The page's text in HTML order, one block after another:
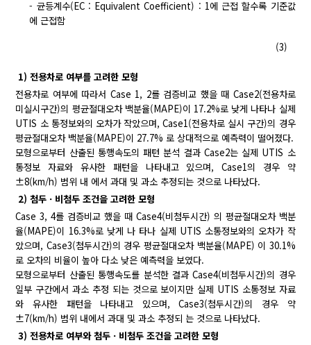
- 균등계수(EC : Equivalent Coefficient) : 1에 근접 할수록 기준값
에 근접함
(3)
1) 전용차로 여부를 고려한 모형
전용차로 여부에 따라서 Case 1, 2를 검증비교 했을 때 Case2(전용차로
미실시구간)의 평균절대오차 백분율(MAPE)이 17.2%로 낮게 나타나 실제
UTIS 소 통정보와의 오차가 작았으며, Case1(전용차로 실시 구간)의 경우
평균절대오차 백분율(MAPE)이 27.7% 로 상대적으로 예측력이 떨어졌다.
모형으로부터 산출된 통행속도의 패턴 분석 결과 Case2는 실제 UTIS 소
통정보 자료와 유사한 패턴을 나타내고 있으며, Case1의 경우 약
±8(km/h) 범위 내 에서 과대 및 과소 추정되는 것으로 나타났다.
2) 첨두ㆍ비첨두 조건을 고려한 모형
Case 3, 4를 검증비교 했을 때 Case4(비첨두시간) 의 평균절대오차 백분
율(MAPE)이 16.3%로 낮게 나 타나 실제 UTIS 소통정보와의 오차가 작
았으며, Case3(첨두시간)의 경우 평균절대오차 백분율(MAPE) 이 30.1%
로 오차의 비율이 높아 다소 낮은 예측력을 보였다.
모형으로부터 산출된 통행속도를 분석한 결과 Case4(비첨두시간)의 경우
일부 구간에서 과소 추정 되는 것으로 보이지만 실제 UTIS 소통정보 자료
와 유사한 패턴을 나타내고 있으며, Case3(첨두시간)의 경우 약
±7(km/h) 범위 내에서 과대 및 과소 추정되 는 것으로 나타났다.
3) 전용차로 여부와 첨두ㆍ비첨두 조건을 고려한 모형